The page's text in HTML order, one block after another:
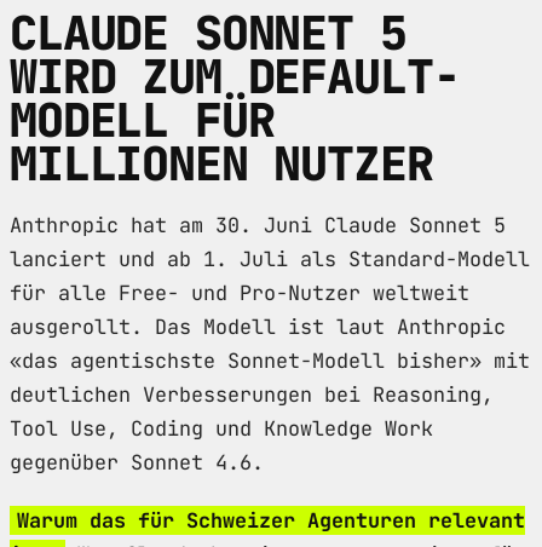
CLAUDE SONNET 5
WIRD ZUM DEFAULT-
MODELL FÜR
MILLIONEN NUTZER
Anthropic hat am 30. Juni Claude Sonnet 5
lanciert und ab 1. Juli als Standard-Modell
für alle Free- und Pro-Nutzer weltweit
ausgerollt. Das Modell ist laut Anthropic
«das agentischste Sonnet-Modell bisher» mit
deutlichen Verbesserungen bei Reasoning,
Tool Use, Coding und Knowledge Work
gegenüber Sonnet 4.6.
Warum das für Schweizer Agenturen relevant